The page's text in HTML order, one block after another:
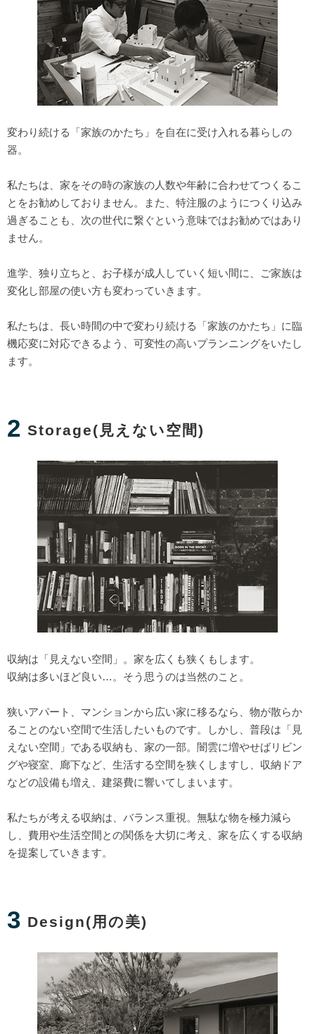
変わり続ける「家族のかたち」を自在に受け入れる暮らしの
器。
私たちは、家をその時の家族の人数や年齢に合わせてつくるこ
とをお勧めしておりません。また、特注服のようにつくり込み
過ぎることも、次の世代に繋ぐという意味ではお勧めではあり
ません。
進学、独り立ちと、お子様が成人していく短い間に、ご家族は
変化し部屋の使い方も変わっていきます。
私たちは、長い時間の中で変わり続ける「家族のかたち」に臨
機応変に対応できるよう、可変性の高いプランニングをいたし
ます。
2 Storage(見えない空間)
収納は「見えない空間」。家を広くも狭くもします。
収納は多いほど良い…。そう思うのは当然のこと。
狭いアパート、マンションから広い家に移るなら、物が散らか
ることのない空間で生活したいものです。しかし、普段は「見
えない空間」である収納も、家の一部。闇雲に増やせばリビン
グや寝室、廊下など、生活する空間を狭くしますし、収納ドア
などの設備も増え、建築費に響いてしまいます。
私たちが考える収納は、バランス重視。無駄な物を極力減ら
し、費用や生活空間との関係を大切に考え、家を広くする収納
を提案していきます。
3 Design(用の美)